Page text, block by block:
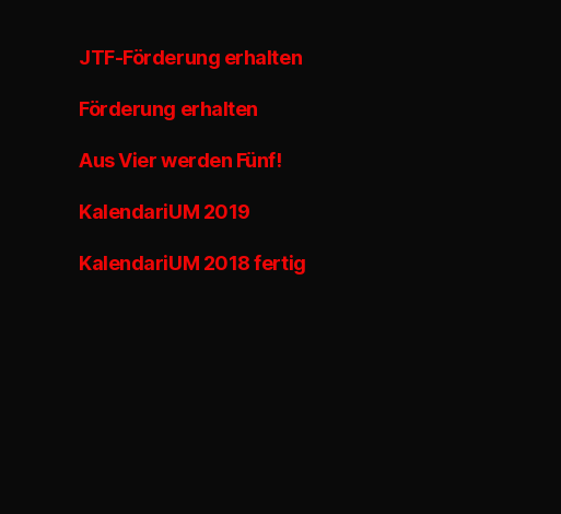
JTF-Förderung erhalten
Förderung erhalten
Aus Vier werden Fünf!
KalendariUM 2019
KalendariUM 2018 fertig